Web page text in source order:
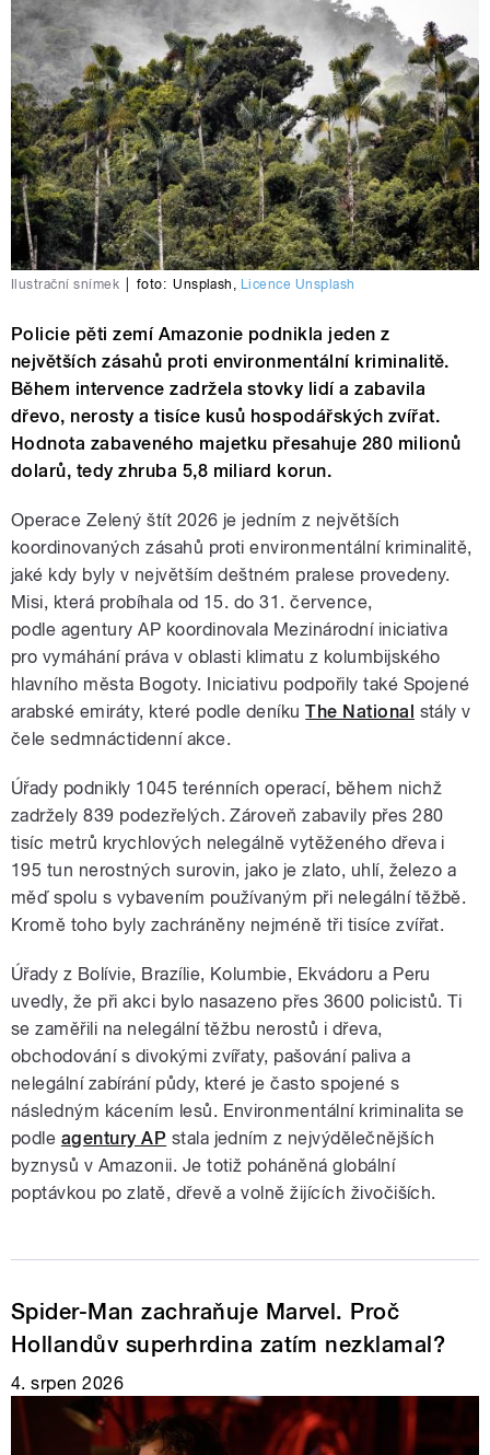
Ilustrační snímek foto: Unsplash , Licence Unsplash
Policie pěti zemí Amazonie podnikla jeden z
největších zásahů proti environmentální kriminalitě.
Během intervence zadržela stovky lidí a zabavila
dřevo, nerosty a tisíce kusů hospodářských zvířat.
Hodnota zabaveného majetku přesahuje 280 milionů
dolarů, tedy zhruba 5,8 miliard korun.
Operace Zelený štít 2026 je jedním z největších
koordinovaných zásahů proti environmentální kriminalitě,
jaké kdy byly v největším deštném pralese provedeny.
Misi, která probíhala od 15. do 31. července,
podle agentury AP koordinovala Mezinárodní iniciativa
pro vymáhání práva v oblasti klimatu z kolumbijského
hlavního města Bogoty. Iniciativu podpořily také Spojené
arabské emiráty, které podle deníkuThe National stály v
čele sedmnáctidenní akce.
Úřady podnikly 1045 terénních operací, během nichž
zadržely 839 podezřelých. Zároveň zabavily přes 280
tisíc metrů krychlových nelegálně vytěženého dřeva i
195 tun nerostných surovin, jako je zlato, uhlí, železo a
měď spolu s vybavením používaným při nelegální těžbě.
Kromě toho byly zachráněny nejméně tři tisíce zvířat.
Úřady z Bolívie, Brazílie, Kolumbie, Ekvádoru a Peru
uvedly, že při akci bylo nasazeno přes 3600 policistů. Ti
se zaměřili na nelegální těžbu nerostů i dřeva,
obchodování s divokými zvířaty, pašování paliva a
nelegální zabírání půdy, které je často spojené s
následným kácením lesů. Environmentální kriminalita se
podle agentury AP stala jedním z nejvýdělečnějších
byznysů v Amazonii. Je totiž poháněná globální
poptávkou po zlatě, dřevě a volně žijících živočiších.
Spider-Man zachraňuje Marvel. Proč
Hollandův superhrdina zatím nezklamal?
4. srpen 2026